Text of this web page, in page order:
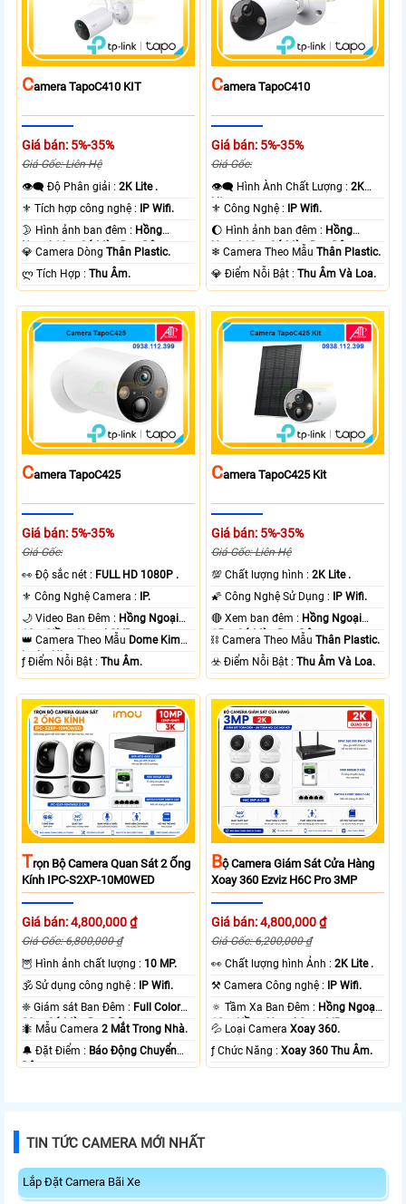
CAmera TapoC410 KIT
Giá bán: 5%-35%
Giá Gốc: Liên Hệ
👁️‍🗨 Độ Phân giải :2K Lite .
⚜️ Tích hợp công nghệ : IP Wifi.
🌛 Hình ảnh ban đêm : Hồng
Ngoại 10m Có Màu Ban Ðêm.
💎 Camera DòngThân Plastic.
️ლ Tích Hợp :Thu Âm.
CAmera TapoC410
Giá bán: 5%-35%
Giá Gốc:
👁️‍🗨 Hình Ành Chất Lượng :2K
Lite .
⚜️ Công Nghệ : IP Wifi.
🌔 Hình ảnh ban đêm : Hồng
Ngoại 10m Có Màu Ban Ðêm.
❄ Camera Theo MẫuThân Plastic.
️💎 Điểm Nỗi Bật :Thu Âm Và Loa.
CAmera TapoC425
Giá bán: 5%-35%
Giá Gốc:
️👀 Độ sắc nét : FULL HD 1080P .
⚜️ Công Nghệ Camera :
IP.
🌙 Video Ban Đêm : Hồng Ngoại
10m Hồng Ngoại SMD.
👑 Camera Theo Mẫu Dome Kim
loại + Nhựa.
️ƒ Điểm Nỗi Bật :Thu Âm.
CAmera TapoC425 Kit
Giá bán: 5%-35%
Giá Gốc: Liên Hệ
💯 Chất lượng hình :2K Lite .
🌠 Công Nghệ Sử Dụng :
IP Wifi.
🔴 Xem ban đêm : Hồng Ngoại
15m Có Màu Ban Ðêm.
⛓ Camera Theo MẫuThân Plastic.
️☣️ Điểm Nỗi Bật :Thu Âm Và Loa.
TRọn Bộ Camera Quan Sát 2 Ống
Kính IPC-S2XP-10M0WED
Giá bán: 4,800,000 ₫
Giá Gốc: 6,800,000 ₫
🦉 Hình ảnh chất lượng : 10 MP.
🕉️ Sử dụng công nghệ :
IP Wifi.
❈ Giám sát Ban Đêm : Full Color
20m Có Màu Ban Ðêm.
🐜 Mẫu Camera2 Mắt Trong Nhà.
️🔔 Đặt Điểm : Báo Động Chuyển
Động.
BỘ Camera Giám Sát Cửa Hàng
Xoay 360 Ezviz H6C Pro 3MP
Giá bán: 4,800,000 ₫
Giá Gốc: 6,200,000 ₫
️👀 Chất lượng hình Ảnh :2K Lite .
⚒ Camera Công nghệ :
IP Wifi.
🔅 Tầm Xa Ban Đêm : Hồng Ngoại
10m Hồng Ngoại Smart IR.
💦 Loại CameraXoay 360.
️ƒ Chức Năng :Xoay 360 Thu Âm.
TIN TỨC CAMERA MỚI NHẤT
Lắp Đặt Camera Bãi Xe